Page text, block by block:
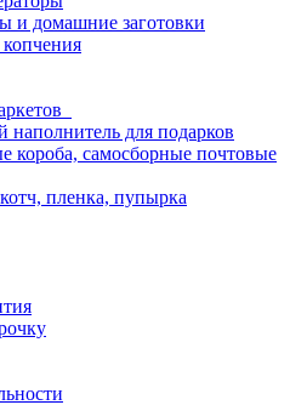
и домашние заготовки
для подарков
короба, самосборные почтовые
пленка, пупырка